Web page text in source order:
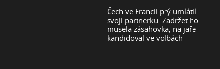
Čech ve Francii prý umlátil
svoji partnerku: Zadržet ho
musela zásahovka, na jaře
kandidoval ve volbách